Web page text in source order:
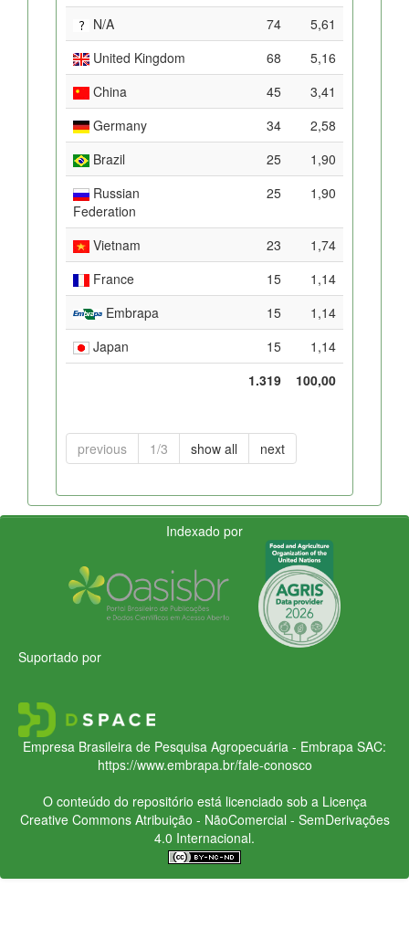
N/A 74
5,61
United Kingdom
68
5,16
China
45
3,41
Germany
34
2,58
Brazil
25
1,90
Russian
Federation
25 1,90
Vietnam 23
1,74
France
15
1,14
Embrapa
15
1,14
Japan
15
1,14
1.319
100,00
previous 1/3 show all next
Indexado por
Suportado por
Empresa Brasileira de Pesquisa Agropecuária - Embrapa SAC:
https://www.embrapa.br/fale-conosco
O conteúdo do repositório está licenciado sob a Licença
Creative CommonsAtribuição - NãoComercial - SemDerivações
4.0 Internacional.